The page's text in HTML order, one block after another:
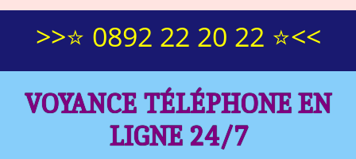
>>⭐ 0892 22 20 22 ⭐<<
VOYANCE TÉLÉPHONE EN
LIGNE 24/7